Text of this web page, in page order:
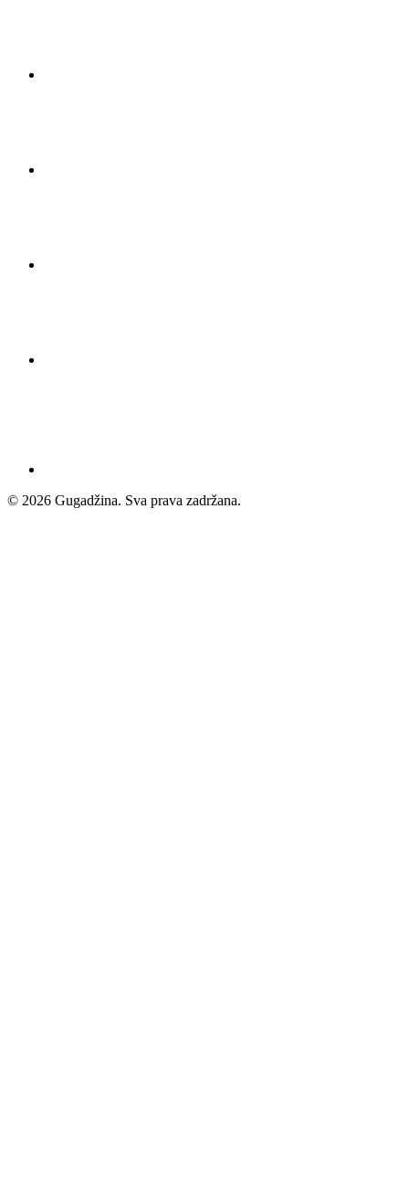
© 2026 Gugadžina. Sva prava zadržana.